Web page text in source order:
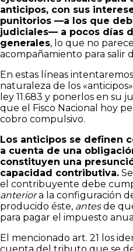
anticipos, con sus
punitorios —a los que
judiciales— a pocos días
generales, lo que no
acompañamiento para salir
En estas líneas
naturaleza de los
ley 11.683 y ponerlos en su
que el Fisco Nacional hoy
cobro compulsivo.
Los anticipos se definen
a cuenta de una
constituyen una
capacidad contributiva.
el contribuyente debe
anteriora la configuración
producido éste, antesde
para pagar el impuesto
El mencionado art. 21 los